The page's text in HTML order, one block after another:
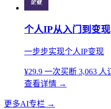
个人IP从入门到变现
一步步实现个人IP变现
¥29.9 一次买断 3,063 人
查看详情 →
更多AI专栏 →